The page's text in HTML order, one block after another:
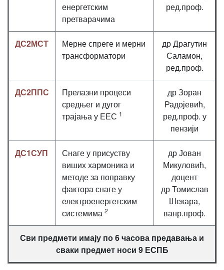
енергетским
претварачима
ред.проф.
ДС2МСТ
Мерне спреге и мерни
трансформатори
др Драгутин
Саламон,
ред.проф.
ДС2ППС
Прелазни процеси
средњег и дугог
трајања у ЕЕС 1
др Зоран
Радојевић,
ред.проф. у
пензији
ДС1СУП
Снаге у присуству
виших хармоника и
методе за поправку
фактора снаге у
електроенергетским
системима 2
др Јован
Микуловић,
доцент
др Томислав
Шекара,
ванр.проф.
Сви предмети имају по 6 часова предавања и
сваки предмет носи 9 ЕСПБ